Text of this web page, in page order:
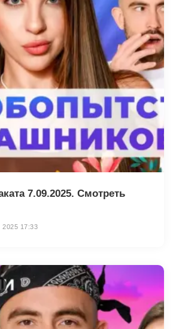
7.09.2025. Смотреть
17:33